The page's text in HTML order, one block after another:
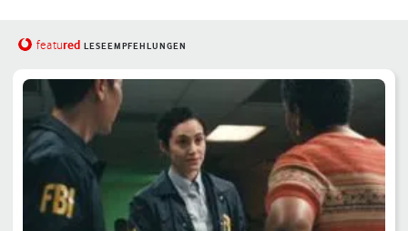
featured LESEEMPFEHLUNGEN